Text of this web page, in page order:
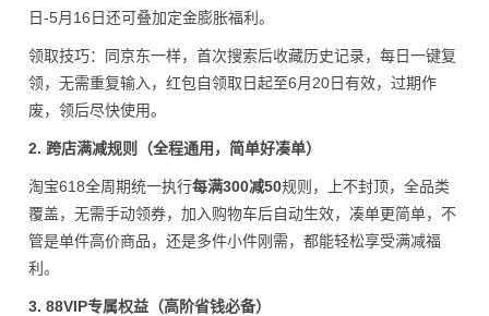
日-5月16日还可叠加定金膨胀福利。
领取技巧：同京东一样，首次搜索后收藏历史记录，每日一键复
领，无需重复输入，红包自领取日起至6月20日有效，过期作
废，领后尽快使用。
2. 跨店满减规则（全程通用，简单好凑单）
淘宝618全周期统一执行每满300减50规则，上不封顶，全品类
覆盖，无需手动领券，加入购物车后自动生效，凑单更简单，不
管是单件高价商品，还是多件小件刚需，都能轻松享受满减福
利。
3. 88VIP专属权益（高阶省钱必备）